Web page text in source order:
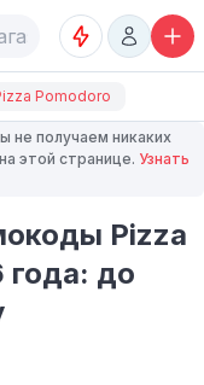
Pomodoro
не получаем никаких
этой странице. Узнать
Pizza
года: до